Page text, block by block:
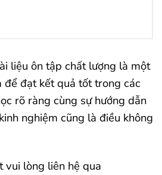
liệu ôn tập chất lượng là một
để đạt kết quả tốt trong các
rõ ràng cùng sự hướng dẫn
nghiệm cũng là điều không
vui lòng liên hệ qua